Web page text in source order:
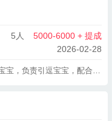
5人
5000-6000 + 提成
2026-02-28
性格开朗有上进心，有爱心，喜欢宝宝，负责引逗宝宝，配合摄影师进行抓拍，工作态度必须好。